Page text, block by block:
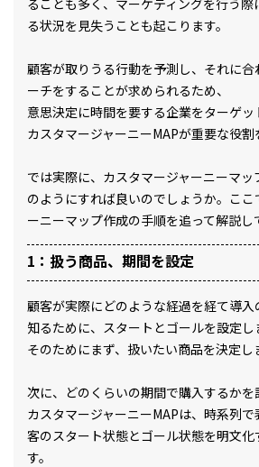
る状況を見失うことも起こります。
顧客が取りうる行動を予測し、それに合
ーチをすることが求められるため、
意思決定に時間を要する企業をターゲッ
カスタマージャーニーMAPが重要な役割
では実際に、カスタマージャーニーマ
のようにすれば良いのでしょうか。ここ
ーニーマップ作成の手順を追って解説し
1：扱う商品、期間を設定
顧客が実際にどのような経過を経て導
知るために、スタートとゴールを設定し
そのためにまず、扱いたい商品を決定し
次に、どのくらいの期間で購入するかを
カスタマージャーニーMAPは、時系列
客のスタート状態とゴール状態を明文化
す。